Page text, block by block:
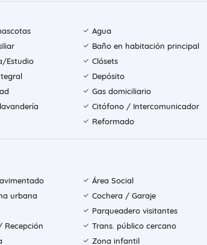
Agua
Baño en habitación principal
Estudio
Clósets
Depósito
Gas domiciliario
Citófono / Intercomunicador
Reformado
Área Social
urbana
Cochera / Garaje
Parqueadero visitantes
Recepción
Trans. público cercano
Zona infantil